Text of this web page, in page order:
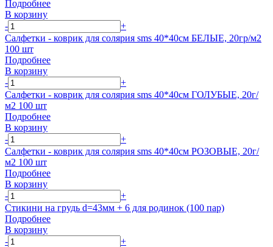
Подробнее
В корзину
-
+
Салфетки - коврик для солярия sms 40*40см БЕЛЫЕ, 20гр/м2
100 шт
Подробнее
В корзину
-
+
Салфетки - коврик для солярия sms 40*40см ГОЛУБЫЕ, 20г/
м2 100 шт
Подробнее
В корзину
-
+
Салфетки - коврик для солярия sms 40*40см РОЗОВЫЕ, 20г/
м2 100 шт
Подробнее
В корзину
-
+
Стикини на грудь d=43мм + 6 для родинок (100 пар)
Подробнее
В корзину
-
+